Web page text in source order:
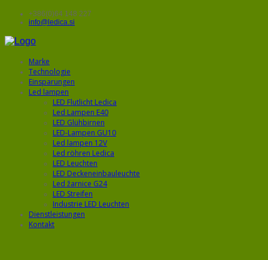
+386(0)64 148 227
info@ledica.si
Marke
Technologie
Einsparungen
Led lampen
LED Flutlicht Ledica
Led Lampen E40
LED Glühbirnen
LED-Lampen GU10
Led lampen 12V
Led röhren Ledica
LED Leuchten
LED Deckeneinbauleuchte
Led žarnice G24
LED Streifen
Industrie LED Leuchten
Dienstleistungen
Kontakt